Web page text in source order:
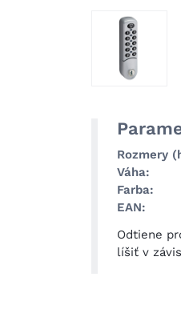
Rozmery
Váha
Farba
EAN
Odtiene
líšiť v